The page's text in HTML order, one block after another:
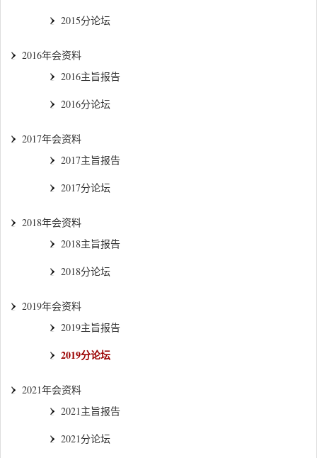
2015分论坛
2016年会资料
2016主旨报告
2016分论坛
2017年会资料
2017主旨报告
2017分论坛
2018年会资料
2018主旨报告
2018分论坛
2019年会资料
2019主旨报告
2019分论坛
2021年会资料
2021主旨报告
2021分论坛